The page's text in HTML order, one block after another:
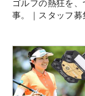
ゴルフの熱狂を
事。｜スタッフ募